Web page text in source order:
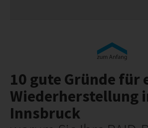
10 gute Gründe für
Wiederherstellung
Innsbruck